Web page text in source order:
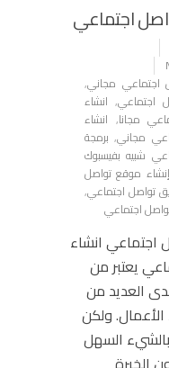
اجتماعي
اجتماعي مجاني,
اجتماعي, انشاء
مجانا, انشاء
مجاني, برمجة
شبيه بفيسبوك
موقع تواصل
تواصل اجتماعي,
اجتماعي
اجتماعي انشاء
يعتبر من
لدى العديد من
الأعمال. ولكن
السهل